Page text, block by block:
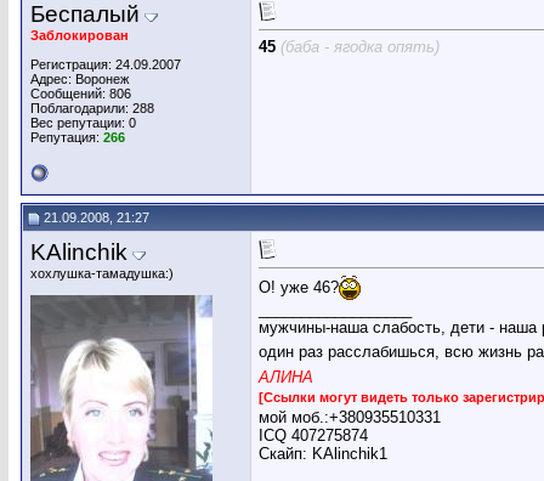
Беспалый
Заблокирован
Регистрация: 24.09.2007
Адрес: Воронеж
Сообщений: 806
Поблагодарили: 288
Вес репутации: 0
Репутация: 266
45 (баба - ягодка опять)
21.09.2008, 21:27
KAlinchik
хохлушка-тамадушка:)
О! уже 46?
мужчины-наша слабость, дети - наша
один раз расслабишься, всю жизнь
АЛИНА
[Ссылки могут видеть только
мой моб.:+380935510331
ICQ 407275874
Скайп: KAlinchik1